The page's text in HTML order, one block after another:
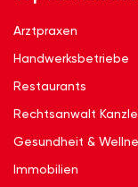
Arztpraxen
Handwerksbetriebe
Restaurants
Rechtsanwalt
Gesundheit &
Immobilien